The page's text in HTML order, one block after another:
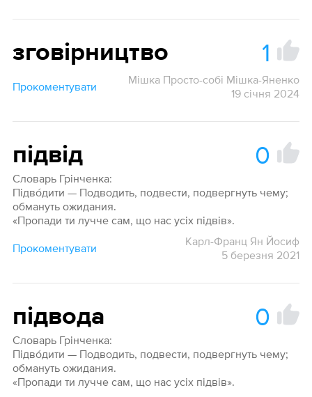
зговірництво 1
Прокоментувати
Мішка Просто-собі Мішка-Яненко
19 січня 2024
підвід 0
Словарь Грінченка:
Підво́дити — Подводить, подвести, подвергнуть чему;
обмануть ожидания.
«Пропади ти лучче сам, що нас усіх підвів».
Прокоментувати
Карл-Франц Ян Йосиф
5 березня 2021
підвода 0
Словарь Грінченка:
Підво́дити — Подводить, подвести, подвергнуть чему;
обмануть ожидания.
«Пропади ти лучче сам, що нас усіх підвів».